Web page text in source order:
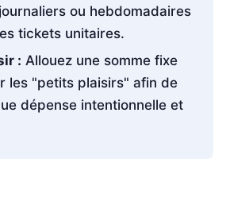
ou hebdomadaires
tickets unitaires.
: Allouez une somme fixe
les "petits plaisirs" afin de
dépense intentionnelle et